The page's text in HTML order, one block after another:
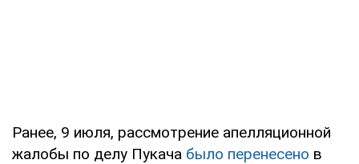
Ранее, 9 июля, рассмотрение апелляционной
жалобы по делу Пукача было перенесено в